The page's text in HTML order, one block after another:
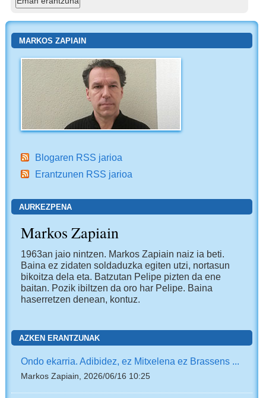
MARKOS ZAPIAIN
Blogaren RSS jarioa
Erantzunen RSS jarioa
AURKEZPENA
Markos Zapiain
1963an jaio nintzen. Markos Zapiain naiz ia beti.
Baina ez zidaten soldaduzka egiten utzi, nortasun
bikoitza dela eta. Batzutan Pelipe pizten da ene
baitan. Pozik ibiltzen da oro har Pelipe. Baina
haserretzen denean, kontuz.
AZKEN ERANTZUNAK
Ondo ekarria. Adibidez, ez Mitxelena ez Brassens ...
Markos Zapiain, 2026/06/16 10:25